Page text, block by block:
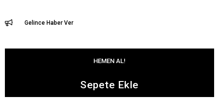
Gelince Haber Ver